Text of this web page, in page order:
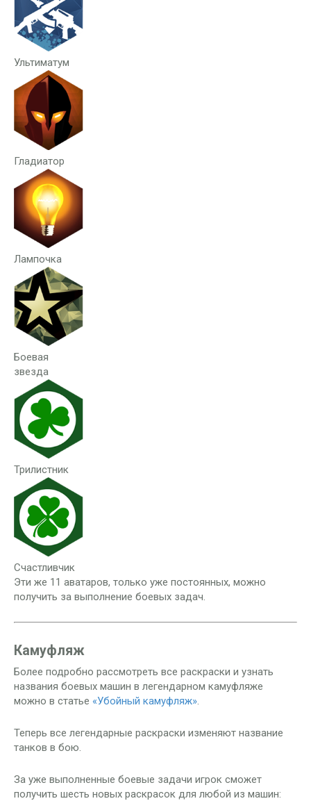
Ультиматум
Гладиатор
Лампочка
Боевая
звезда
Трилистник
Счастливчик
Эти же 11 аватаров, только уже постоянных, можно
получить за выполнение боевых задач.
Камуфляж
Более подробно рассмотреть все раскраски и узнать
названия боевых машин в легендарном камуфляже
можно в статье «Убойный камуфляж».
Теперь все легендарные раскраски изменяют название
танков в бою.
За уже выполненные боевые задачи игрок сможет
получить шесть новых раскрасок для любой из машин: